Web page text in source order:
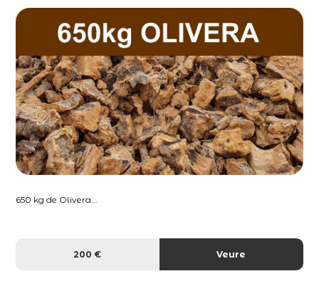
650 kg de Olivera...
200 € Veure